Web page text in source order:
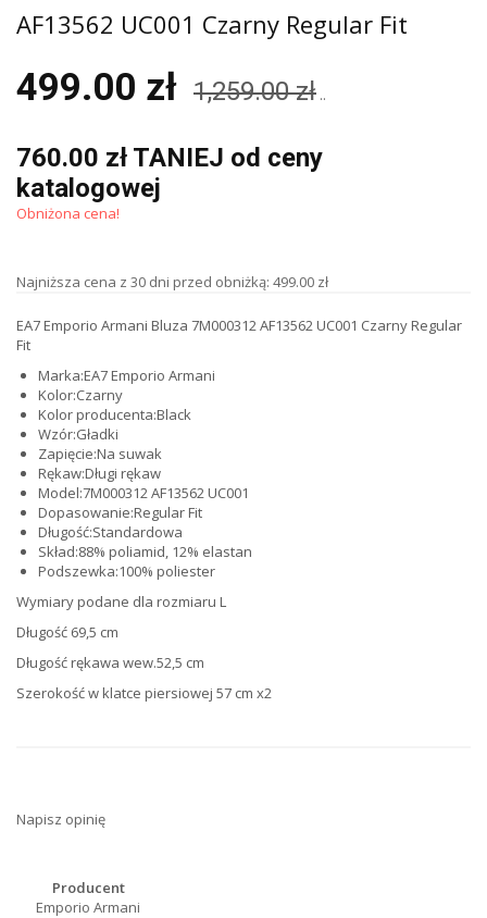
AF13562 UC001 Czarny Regular Fit
499.00 zł 1,259.00 zł ..
760.00 zł TANIEJ od ceny
katalogowej
Obniżona cena!
Najniższa cena z 30 dni przed obniżką: 499.00 zł
EA7 Emporio Armani Bluza 7M000312 AF13562 UC001 Czarny Regular
Fit
Marka:EA7 Emporio Armani
Kolor:Czarny
Kolor producenta:Black
Wzór:Gładki
Zapięcie:Na suwak
Rękaw:Długi rękaw
Model:7M000312 AF13562 UC001
Dopasowanie:Regular Fit
Długość:Standardowa
Skład:88% poliamid, 12% elastan
Podszewka:100% poliester
Wymiary podane dla rozmiaru L
Długość 69,5 cm
Długość rękawa wew.52,5 cm
Szerokość w klatce piersiowej 57 cm x2
Napisz opinię
Producent
Emporio Armani